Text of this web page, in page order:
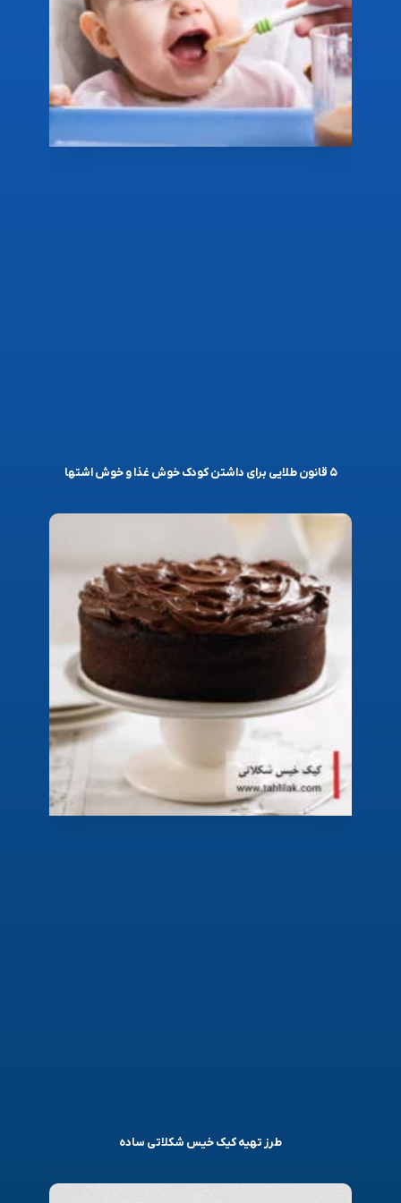
۵ قانون طلایی برای داشتن کودک خوش غذا و خوش اشتها
طرز تهیه کیک خیس شکلاتی ساده